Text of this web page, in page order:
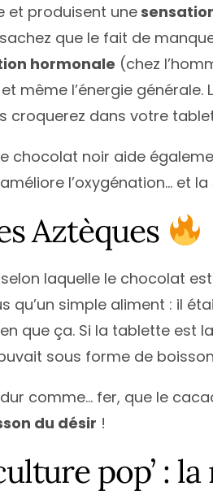
et produisent une
sachez que le fait de
hormonale (chez
même l’énergie
croquerez dans votre
chocolat noir aide
l’oxygénation… et la
Aztèques
laquelle le chocolat
qu’un simple aliment : il
que ça. Si la tablette est
sous forme de
comme… fer, que le
du désir !
pop’ :